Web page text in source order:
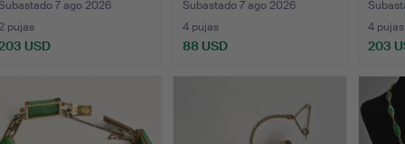
7 ago 2026
pujas
USD
950 …
Subastado 7 ago 2026
4 pujas
88 USD
4 pujas
203